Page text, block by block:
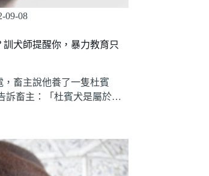
09-08
犬師提醒你，暴力教育只
，畜主說他養了一隻杜賓
訴畜主：「杜賓犬是屬於…